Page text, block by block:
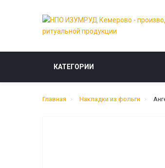
КАТЕГОРИИ
Главная Накладки из фольги